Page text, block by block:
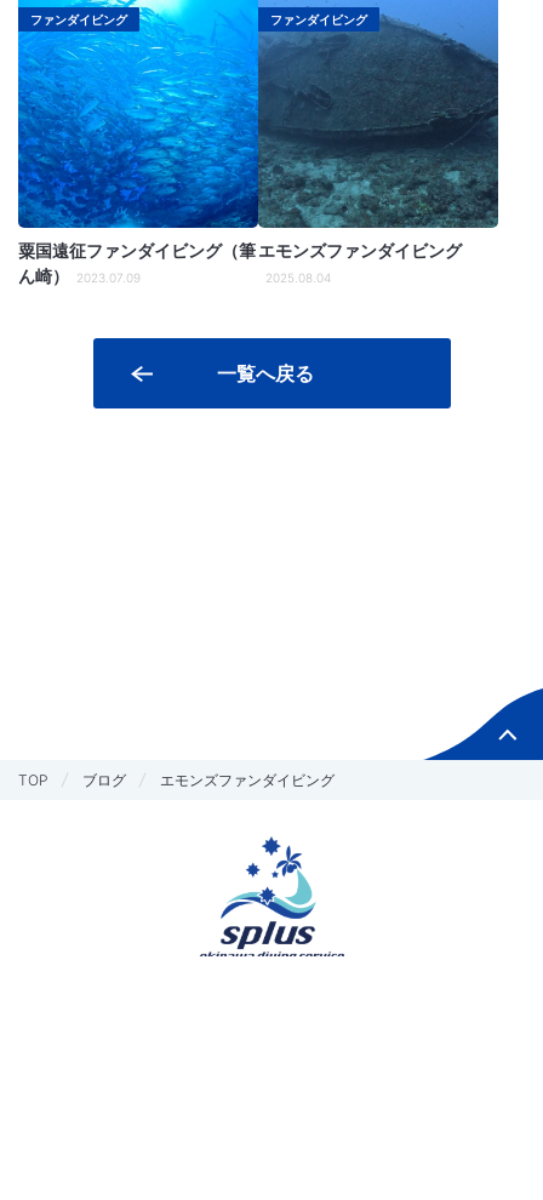
ファンダイビング
粟国遠征ファンダイビング（筆
ん崎）
2023.07.09
ファンダイビング
エモンズファンダイビング
2025.08.04
一覧へ戻る
TOP ブログ エモンズファンダイビング